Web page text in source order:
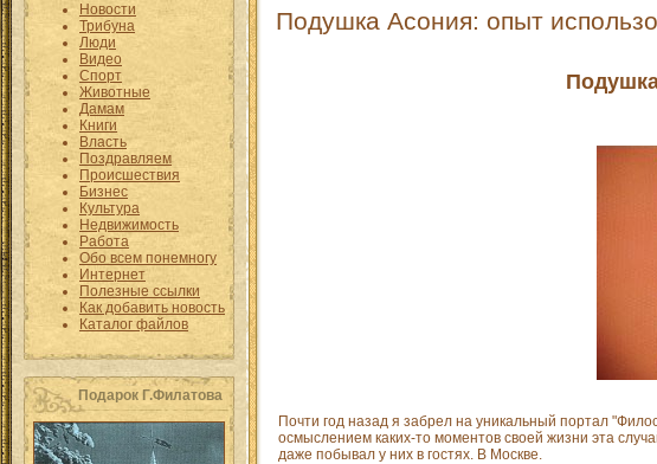
Новости
Трибуна
Люди
Видео
Спорт
Животные
Дамам
Книги
Власть
Поздравляем
Происшествия
Бизнес
Культура
Недвижимость
Работа
Обо всем понемногу
Интернет
Полезные ссылки
Как добавить новость
Каталог файлов
Подарок Г.Филатова
Подушка Асония: опыт
Почти год назад я забрел на уникальный портал
осмыслением каких-то моментов своей жизни эта
даже побывал у них в гостях. В Москве.